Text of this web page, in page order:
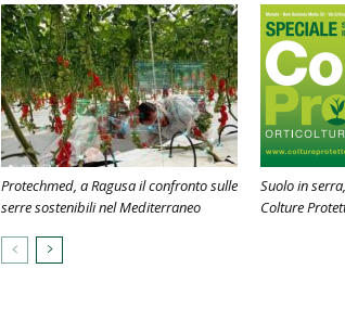
Protechmed, a Ragusa il confronto sulle
serre sostenibili nel Mediterraneo
Suolo in
Colture